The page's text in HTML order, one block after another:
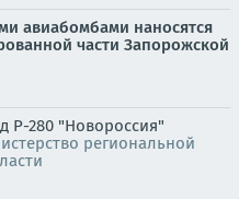
авиабомбами наносятся
части Запорожской
Р-280 "Новороссия"
региональной